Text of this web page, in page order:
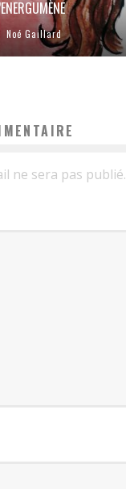
Noé Gaillard
ne sera pas publié.